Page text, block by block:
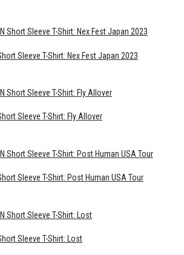
Sleeve T-Shirt: Nex Fest Japan 2023
Sleeve T-Shirt: Fly Allover
Short Sleeve T-Shirt: Post Human USA Tour
Sleeve T-Shirt: Lost